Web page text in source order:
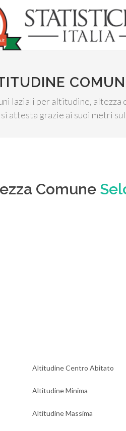
laziali per altitudine,
si attesta grazie ai suoi metri
Comune
Altitudine Centro Abitato
Altitudine Minima
Altitudine Massima